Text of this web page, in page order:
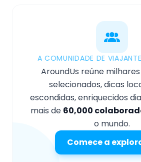
A COMUNIDADE DE
AroundUs reúne
selecionados, dicas
escondidas, enriquecidos
mais de 60,000
o mundo.
Comece a